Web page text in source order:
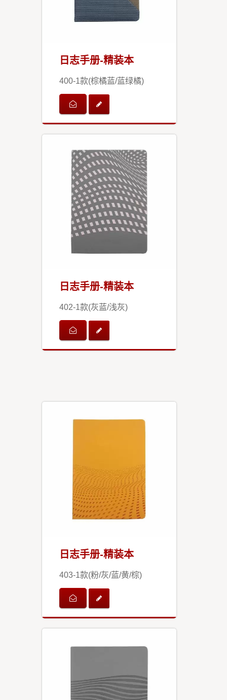
日志手册-精装本
400-1款(棕橘蓝/蓝绿橘)
日志手册-精装本
402-1款(灰蓝/浅灰)
日志手册-精装本
403-1款(粉/灰/蓝/黄/棕)